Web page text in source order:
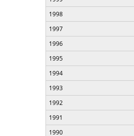
1998
1997
1996
1995
1994
1993
1992
1991
1990